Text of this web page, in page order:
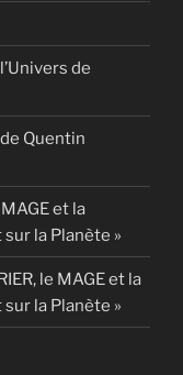
de
Quentin
et la
sur la Planète »
le MAGE et la
sur la Planète »